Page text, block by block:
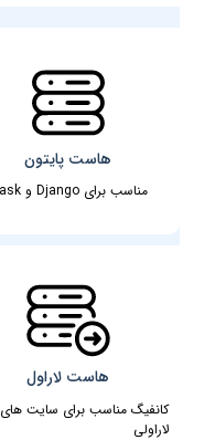
هاست پایتون
مناسب برای Django و Flask
هاست لاراول
کانفیگ مناسب برای سایت های
لاراولی